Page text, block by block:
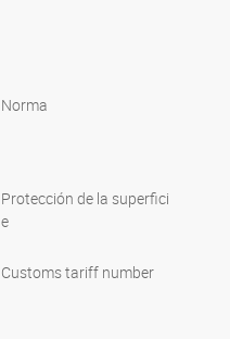
Norma
Protección de la superfici
e
Customs tariff number